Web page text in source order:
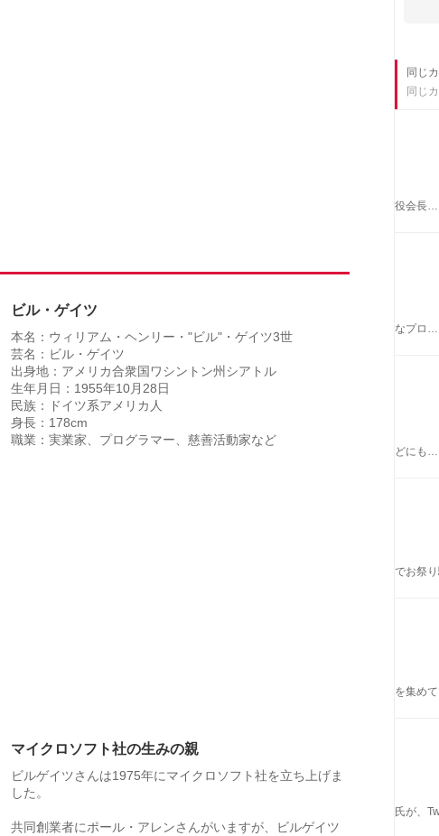
ビル・ゲイツ
本名：ウィリアム・ヘンリー・"ビル"・ゲイツ3世
芸名：ビル・ゲイツ
出身地：アメリカ合衆国ワシントン州シアトル
生年月日：1955年10月28日
民族：ドイツ系アメリカ人
身長：178cm
職業：実業家、プログラマー、慈善活動家など
マイクロソフト社の生みの親
ビルゲイツさんは1975年にマイクロソフト社を立ち上げま
した。
共同創業者にポール・アレンさんがいますが、ビルゲイツ
同じ
同じ
役会長…
でお祭